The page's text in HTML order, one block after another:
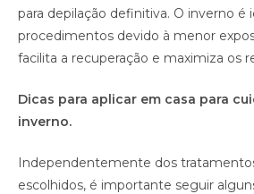
para depilação definitiva. O inverno é
procedimentos devido à menor
facilita a recuperação e maximiza os
Dicas para aplicar em casa para
inverno.
Independentemente dos
escolhidos, é importante seguir